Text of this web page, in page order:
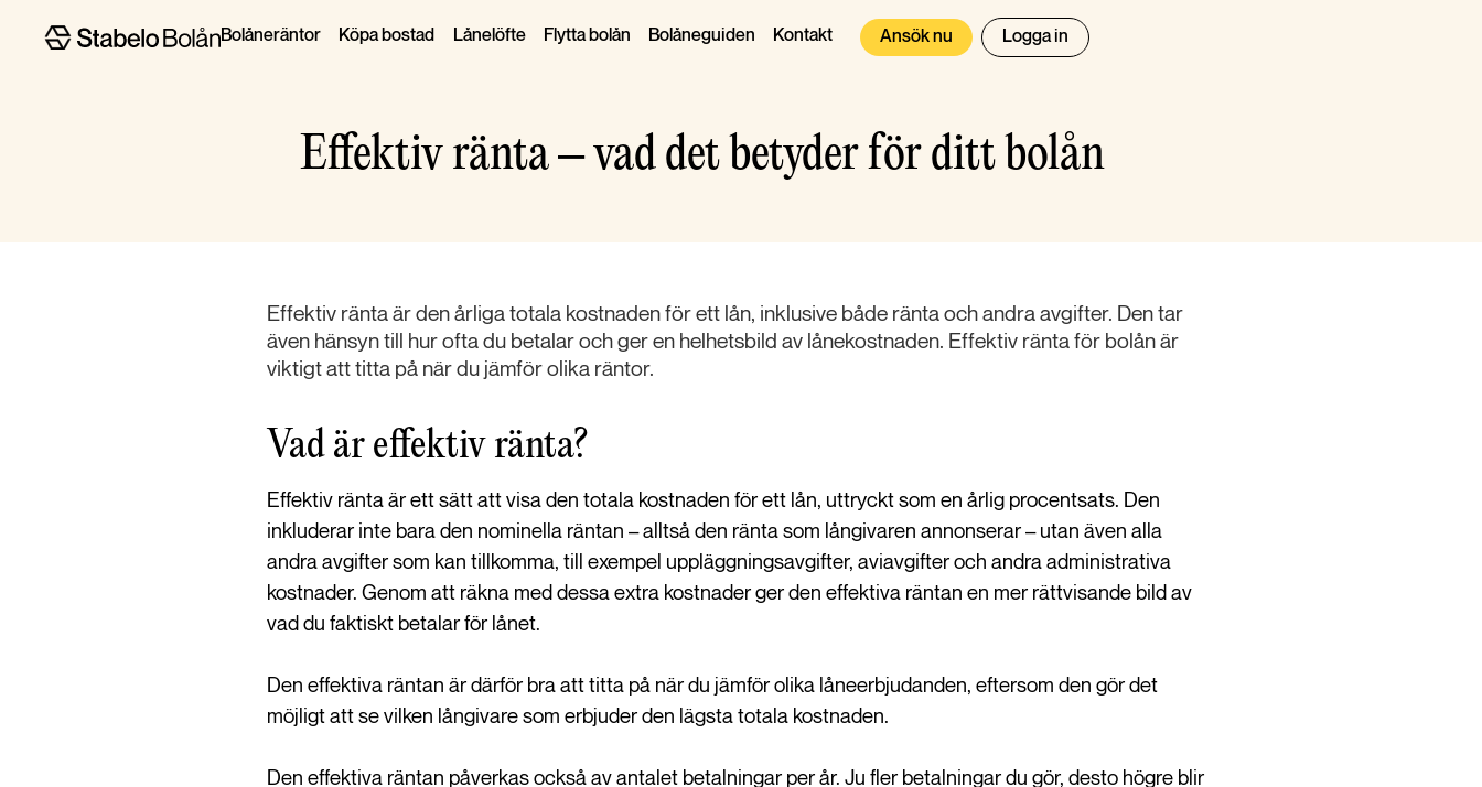
Bolåneräntor Köpa bostad Lånelöfte Flytta bolån Bolåneguiden Kontakt Ansök nu Logga in
Effektiv ränta – vad det betyder för ditt bolån
Effektiv ränta är den årliga totala kostnaden för ett lån, inklusive både ränta och andra avgifter. Den tar
även hänsyn till hur ofta du betalar och ger en helhetsbild av lånekostnaden. Effektiv ränta för bolån är
viktigt att titta på när du jämför olika räntor.
Vad är effektiv ränta?
Effektiv ränta är ett sätt att visa den totala kostnaden för ett lån, uttryckt som en årlig procentsats. Den
inkluderar inte bara den nominella räntan – alltså den ränta som långivaren annonserar – utan även alla
andra avgifter som kan tillkomma, till exempel uppläggningsavgifter, aviavgifter och andra administrativa
kostnader. Genom att räkna med dessa extra kostnader ger den effektiva räntan en mer rättvisande bild av
vad du faktiskt betalar för lånet.
Den effektiva räntan är därför bra att titta på när du jämför olika låneerbjudanden, eftersom den gör det
möjligt att se vilken långivare som erbjuder den lägsta totala kostnaden.
Den effektiva räntan påverkas också av antalet betalningar per år. Ju fler betalningar du gör, desto högre blir